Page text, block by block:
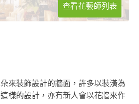
查看花藝師列表
來裝飾設計的牆面，許多以裝潢為
樣的設計，亦有新人會以花牆來作